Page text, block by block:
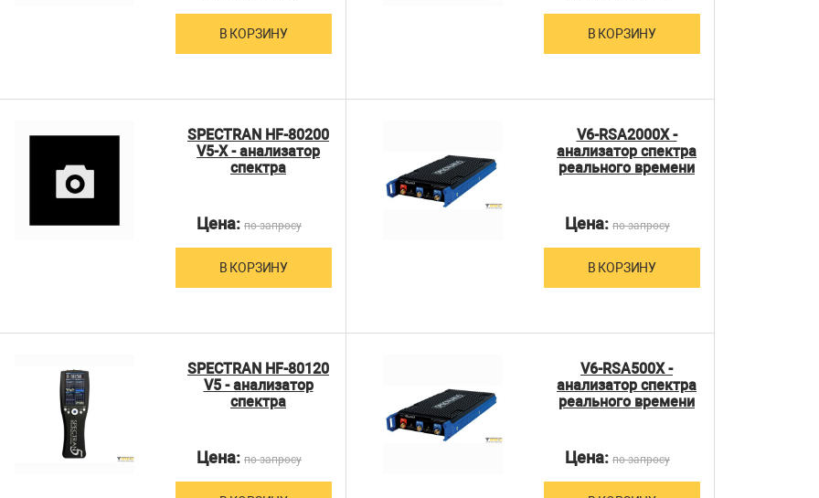
В КОРЗИНУ В КОРЗИНУ
SPECTRAN HF-80200
V5-X - анализатор
спектра
Цена: по запросу
В КОРЗИНУ
V6-RSA2000X -
анализатор спектра
реального времени
Цена: по запросу
В КОРЗИНУ
SPECTRAN HF-80120
V5 - анализатор
спектра
Цена: по запросу
V6-RSA500X -
анализатор спектра
реального времени
Цена: по запросу